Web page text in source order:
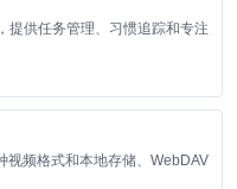
提供任务管理、习惯追踪和专注
视频格式和本地存储、WebDAV